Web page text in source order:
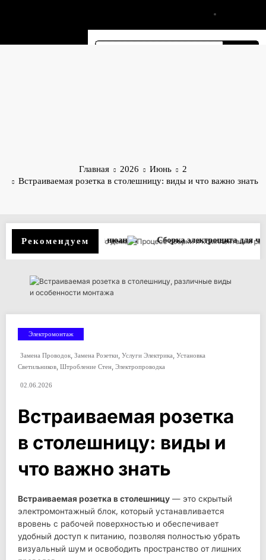
Главная 2026 Июнь
2
Встраиваемая розетка в столешницу: виды и что важно знать
Рекомендуем
и нюансы Сборка электрощита для частного дома:
Электромонтаж
Замена Проводок, Замена Розетки, Услуги Электрика, Установка
Светильников, Штробление Стен, Электропроводка
02.06.2026
Встраиваемая розетка
в столешницу: виды и
что важно знать
Встраиваемая розетка в столешницу — это скрытый
электромонтажный блок, который устанавливается
вровень с рабочей поверхностью и обеспечивает
удобный доступ к питанию, позволяя полностью убрать
визуальный шум и освободить пространство от лишних